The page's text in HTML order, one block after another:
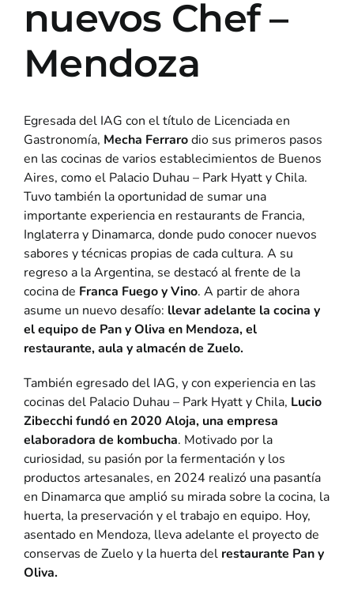
nuevos Chef –
Mendoza
Egresada del IAG con el título de Licenciada en
Gastronomía, Mecha Ferrarodio sus primeros pasos
en las cocinas de varios establecimientos de Buenos
Aires, como el Palacio Duhau – Park Hyatt y Chila.
Tuvo también la oportunidad de sumar una
importante experiencia en restaurants de Francia,
Inglaterra y Dinamarca, donde pudo conocer nuevos
sabores y técnicas propias de cada cultura. A su
regreso a la Argentina, se destacó al frente de la
cocina de Franca Fuego y Vino. A partir de ahora
asume un nuevo desafío: llevar adelante la cocina y
el equipo de Pan y Oliva en Mendoza, el
restaurante, aula y almacén de Zuelo.
También egresado del IAG, y con experiencia en las
cocinas del Palacio Duhau – Park Hyatt y Chila, Lucio
Zibecchi fundó en 2020 Aloja, una empresa
elaboradora de kombucha. Motivado por la
curiosidad, su pasión por la fermentación y los
productos artesanales, en 2024 realizó una pasantía
en Dinamarca que amplió su mirada sobre la cocina, la
huerta, la preservación y el trabajo en equipo. Hoy,
asentado en Mendoza, lleva adelante el proyecto de
conservas de Zuelo y la huerta del restaurante Pan y
Oliva.